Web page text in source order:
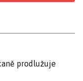
prodlužuje